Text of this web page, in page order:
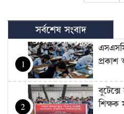
সর্বশেষ সংবাদ
1
2
বুটেক্সে
শিক্ষক